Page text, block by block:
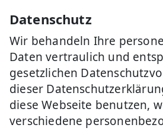
Datenschutz
Wir behandeln Ihre
Daten vertraulich und
gesetzlichen
dieser
diese Webseite benutzen,
verschiedene